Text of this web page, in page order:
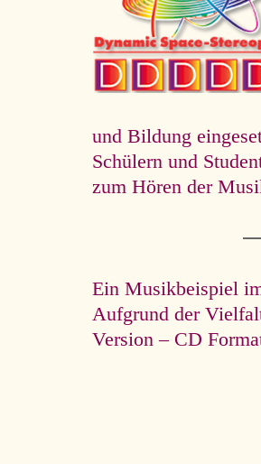
und Bildung
Schülern und
zum Hören der
Ein Musikbeispiel
Aufgrund der
Version – CD